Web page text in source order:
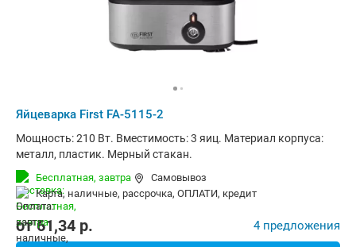
Яйцеварка First FA-5115-2
Мощность: 210 Вт. Вместимость: 3 яиц. Материал корпуса:
металл, пластик. Мерный стакан.
Бесплатная, завтра
Самовывоз
карта, наличные, рассрочка, ОПЛАТИ, кредит
от61,34 p. 4 предложения